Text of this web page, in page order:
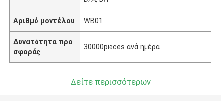
Αριθμό μοντέλου WB01
Δυνατότητα προ
σφοράς
30000pieces ανά ημέρα
Δείτε περισσότερων